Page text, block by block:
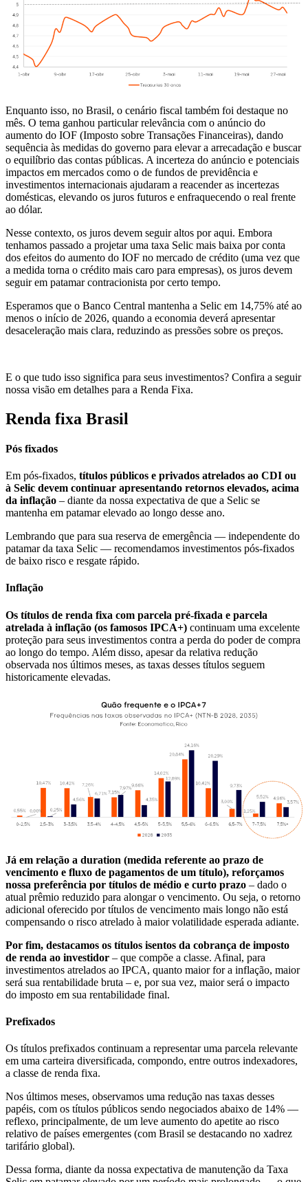
Enquanto isso, no Brasil, o cenário fiscal também foi destaque no
mês. O tema ganhou particular relevância com o anúncio do
aumento do IOF (Imposto sobre Transações Financeiras), dando
sequência às medidas do governo para elevar a arrecadação e buscar
o equilíbrio das contas públicas. A incerteza do anúncio e potenciais
impactos em mercados como o de fundos de previdência e
investimentos internacionais ajudaram a reacender as incertezas
domésticas, elevando os juros futuros e enfraquecendo o real frente
ao dólar.
Nesse contexto, os juros devem seguir altos por aqui. Embora
tenhamos passado a projetar uma taxa Selic mais baixa por conta
dos efeitos do aumento do IOF no mercado de crédito (uma vez que
a medida torna o crédito mais caro para empresas), os juros devem
seguir em patamar contracionista por certo tempo.
Esperamos que o Banco Central mantenha a Selic em 14,75% até ao
menos o início de 2026, quando a economia deverá apresentar
desaceleração mais clara, reduzindo as pressões sobre os preços.
E o que tudo isso significa para seus investimentos? Confira a seguir
nossa visão em detalhes para a Renda Fixa.
Renda fixa Brasil
Pós fixados
Em pós-fixados, títulos públicos e privados atrelados ao CDI ou
à Selic devem continuar apresentando retornos elevados, acima
da inflação – diante da nossa expectativa de que a Selic se
mantenha em patamar elevado ao longo desse ano.
Lembrando que para sua reserva de emergência — independente do
patamar da taxa Selic — recomendamos investimentos pós-fixados
de baixo risco e resgate rápido.
Inflação
Os títulos de renda fixa com parcela pré-fixada e parcela
atrelada à inflação (os famosos IPCA+) continuam uma excelente
proteção para seus investimentos contra a perda do poder de compra
ao longo do tempo. Além disso, apesar da relativa redução
observada nos últimos meses, as taxas desses títulos seguem
historicamente elevadas.
Já em relação a duration (medida referente ao prazo de
vencimento e fluxo de pagamentos de um título), reforçamos
nossa preferência por títulos de médio e curto prazo – dado o
atual prêmio reduzido para alongar o vencimento. Ou seja, o retorno
adicional oferecido por títulos de vencimento mais longo não está
compensando o risco atrelado à maior volatilidade esperada adiante.
Por fim, destacamos os títulos isentos da cobrança de imposto
de renda ao investidor – que compõe a classe. Afinal, para
investimentos atrelados ao IPCA, quanto maior for a inflação, maior
será sua rentabilidade bruta – e, por sua vez, maior será o impacto
do imposto em sua rentabilidade final.
Prefixados
Os títulos prefixados continuam a representar uma parcela relevante
em uma carteira diversificada, compondo, entre outros indexadores,
a classe de renda fixa.
Nos últimos meses, observamos uma redução nas taxas desses
papéis, com os títulos públicos sendo negociados abaixo de 14% —
reflexo, principalmente, de um leve aumento do apetite ao risco
relativo de países emergentes (com Brasil se destacando no xadrez
tarifário global).
Dessa forma, diante da nossa expectativa de manutenção da Taxa